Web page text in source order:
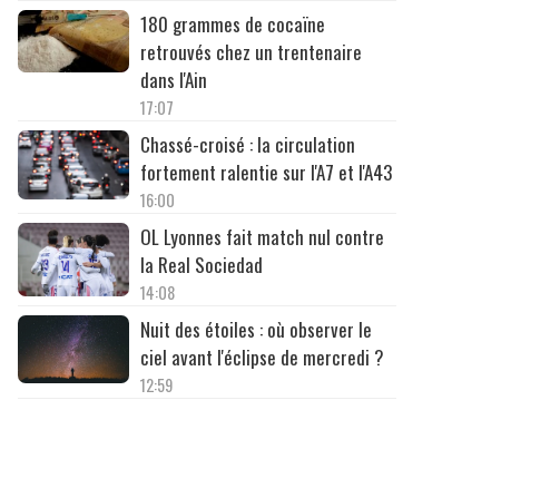
180 grammes de cocaïne
retrouvés chez un trentenaire
dans l'Ain
17:07
Chassé-croisé : la circulation
fortement ralentie sur l'A7 et l'A43
16:00
OL Lyonnes fait match nul contre
la Real Sociedad
14:08
Nuit des étoiles : où observer le
ciel avant l'éclipse de mercredi ?
12:59